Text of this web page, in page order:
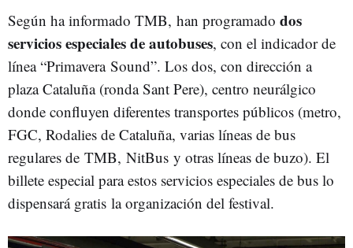
Según ha informado TMB, han programado dos
servicios especiales de autobuses, con el indicador de
línea “Primavera Sound”. Los dos, con dirección a
plaza Cataluña (ronda Sant Pere), centro neurálgico
donde confluyen diferentes transportes públicos (metro,
FGC, Rodalies de Cataluña, varias líneas de bus
regulares de TMB, NitBus y otras líneas de buzo). El
billete especial para estos servicios especiales de bus lo
dispensará gratis la organización del festival.